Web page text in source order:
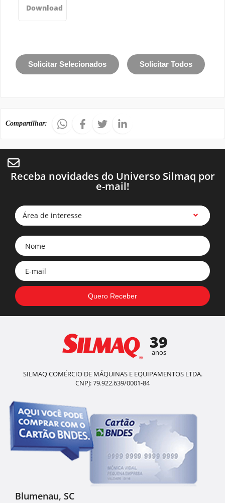
Download
Solicitar Selecionados Solicitar Todos
Compartilhar:
Receba novidades do Universo Silmaq por
e-mail!
Área de interesse
39
anos
SILMAQ COMÉRCIO DE MÁQUINAS E EQUIPAMENTOS LTDA.
CNPJ: 79.922.639/0001-84
Blumenau, SC